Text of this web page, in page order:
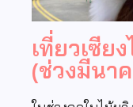
เที่ยวเซีย
(ช่วงมีนา